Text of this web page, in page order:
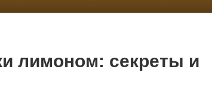
лимоном: секреты и